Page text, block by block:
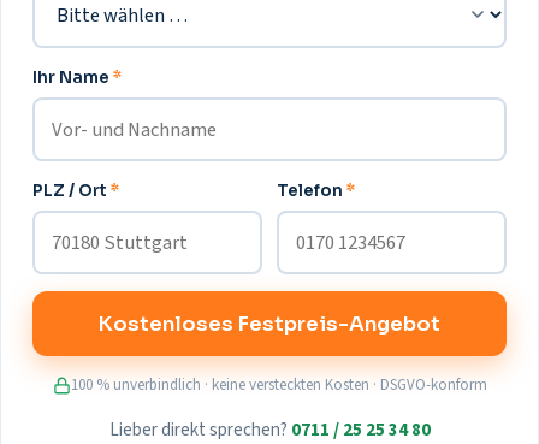
Ihr Name *
PLZ / Ort * Telefon *
Kostenloses Festpreis-Angebot
100 % unverbindlich · keine versteckten Kosten · DSGVO-konform
Lieber direkt sprechen? 0711 / 25 25 34 80